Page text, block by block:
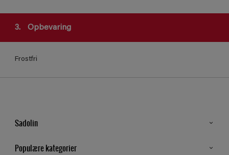
3. Opbevaring
Frostfri
Sadolin
Populære kategorier